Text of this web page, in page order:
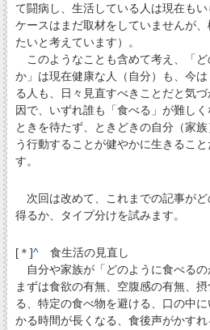
て闘病し、生活している人は現在も
ケースはまだ取材をしていませんが
たいと考えています）。
このようなことも含めて考え、「
か」は現在健康な人（自分）も、今
る人も、日々見直すべきことだと気
因で、いずれ誰も「食べる」が難し
ときを待たず、ときどきの自分（家
う行動することが健やかに生きるこ
す。
次回は改めて、これまでの記事がど
得るか、タイプ分けを試みます。
[＊]^食生活の見直し
自分や家族が「どのように食べるの
まずは食欲の有無、空腹感の有無、
る、特定の食べ物を避ける、口の中
かる時間が長くなる、食後声がかすれ